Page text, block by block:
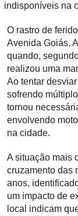
indisponíveis na
O rastro de
Avenida Goiás,
quando,
realizou uma
Ao tentar
sofrendo
tornou
envolvendo
na cidade.
A situação mais
cruzamento das
anos,
um impacto de
local indicam